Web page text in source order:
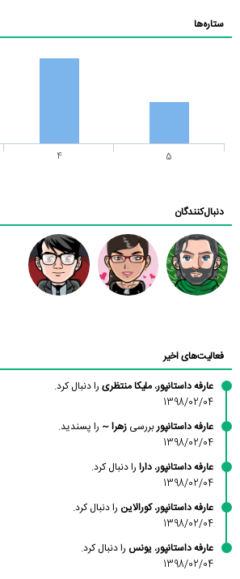
ستاره‌ها
4 5
دنبال‌کنندگان
فعالیت‌های اخیر
عارفه داستانپور، ملیکا منتظری را دنبال کرد.
1398/02/04
عارفه داستانپوربررسی زهرا ~ را پسندید.
1398/02/04
عارفه داستانپور، دارا را دنبال کرد.
1398/02/04
عارفه داستانپور،کورالاین را دنبال کرد.
1398/02/04
عارفه داستانپور، یونس را دنبال کرد.
1398/02/04